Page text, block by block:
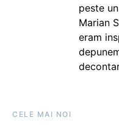
peste
Marian
eram
CELE MAI NOI